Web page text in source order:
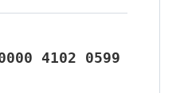
4102 0599